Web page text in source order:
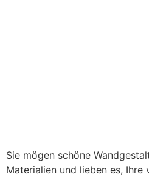
Sie mögen schöne
Materialien und lieben es, Ihre